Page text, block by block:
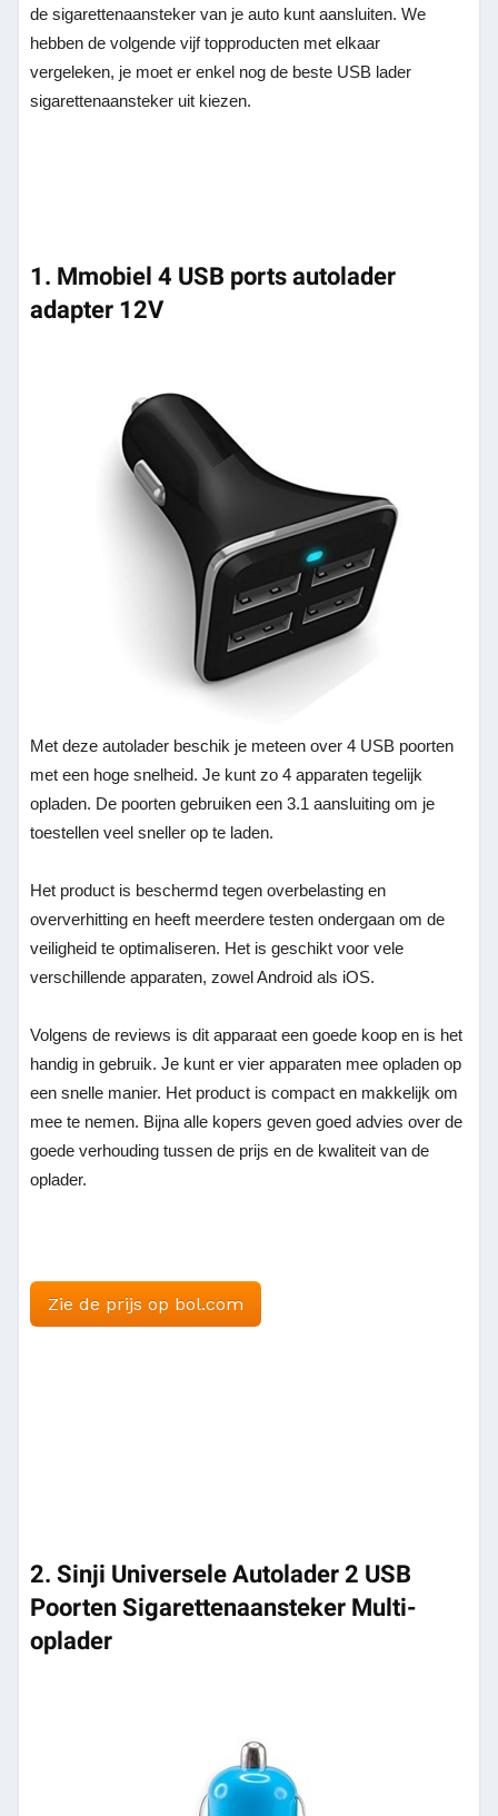
de sigarettenaansteker van je auto kunt aansluiten. We
hebben de volgende vijf topproducten met elkaar
vergeleken, je moet er enkel nog de beste USB lader
sigarettenaansteker uit kiezen.
1. Mmobiel 4 USB ports autolader
adapter 12V
Met deze autolader beschik je meteen over 4 USB poorten
met een hoge snelheid. Je kunt zo 4 apparaten tegelijk
opladen. De poorten gebruiken een 3.1 aansluiting om je
toestellen veel sneller op te laden.
Het product is beschermd tegen overbelasting en
oververhitting en heeft meerdere testen ondergaan om de
veiligheid te optimaliseren. Het is geschikt voor vele
verschillende apparaten, zowel Android als iOS.
Volgens de reviews is dit apparaat een goede koop en is het
handig in gebruik. Je kunt er vier apparaten mee opladen op
een snelle manier. Het product is compact en makkelijk om
mee te nemen. Bijna alle kopers geven goed advies over de
goede verhouding tussen de prijs en de kwaliteit van de
oplader.
Zie de prijs op bol.com
2. Sinji Universele Autolader 2 USB
Poorten Sigarettenaansteker Multi-
oplader